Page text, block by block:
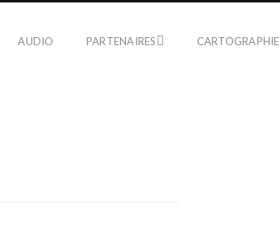
AUDIO PARTENAIRES CARTOGRAPHIE